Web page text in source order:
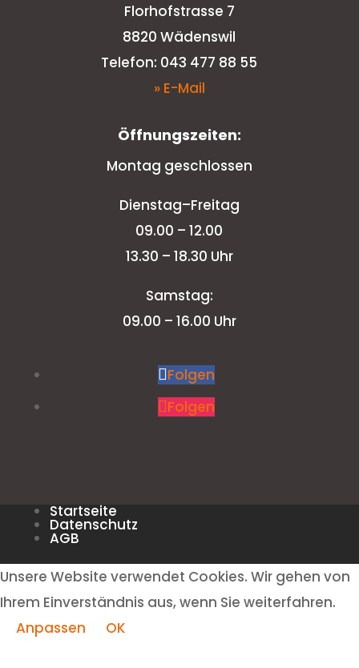
Florhofstrasse 7
8820 Wädenswil
Telefon: 043 477 88 55
» E-Mail
Öffnungszeiten:
Montag geschlossen
Dienstag–Freitag
09.00 – 12.00
13.30 – 18.30 Uhr
Samstag:
09.00 – 16.00 Uhr
Folgen
Folgen
Startseite
Datenschutz
AGB
Unsere Website verwendet Cookies. Wir gehen von
Ihrem Einverständnis aus, wenn Sie weiterfahren.
Anpassen
OK